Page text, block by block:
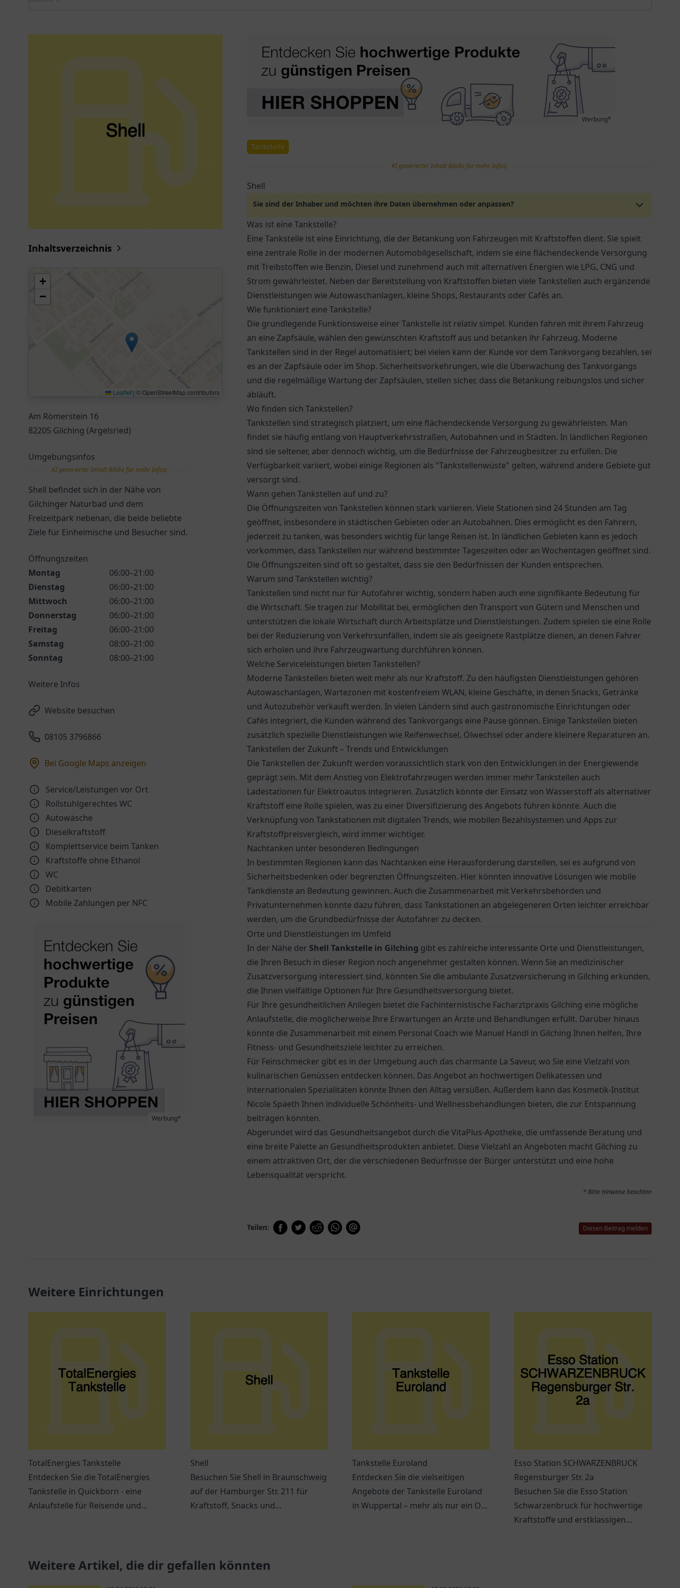
Inhaltsverzeichnis
+
−
Leaflet | © OpenStreetMap contributors
Am Römerstein 16
82205 Gilching (Argelsried)
Umgebungsinfos
KI generierter Inhalt (klicke für mehr Infos)
Shell befindet sich in der Nähe von
Gilchinger Naturbad und dem
Freizeitpark nebenan, die beide beliebte
Ziele für Einheimische und Besucher sind.
Öffnungszeiten
Montag
06:00–21:00
Dienstag
06:00–21:00
Mittwoch
06:00–21:00
Donnerstag
06:00–21:00
Freitag
06:00–21:00
Samstag
08:00–21:00
Sonntag
08:00–21:00
Weitere Infos
Website besuchen
08105 3796866
Bei Google Maps anzeigen
Service/Leistungen vor Ort
Rollstuhlgerechtes WC
Autowäsche
Dieselkraftstoff
Komplettservice beim Tanken
Kraftstoffe ohne Ethanol
WC
Debitkarten
Mobile Zahlungen per NFC
Werbung*
Werbung*
Tankstelle
KI generierter Inhalt (klicke für mehr Infos)
Shell
Sie sind der Inhaber und möchten ihre Daten übernehmen oder anpassen?
Was ist eine Tankstelle?
Eine Tankstelle ist eine Einrichtung, die der Betankung von Fahrzeugen mit Kraftstoffen dient. Sie spielt
eine zentrale Rolle in der modernen Automobilgesellschaft, indem sie eine flächendeckende Versorgung
mit Treibstoffen wie Benzin, Diesel und zunehmend auch mit alternativen Energien wie LPG, CNG und
Strom gewährleistet. Neben der Bereitstellung von Kraftstoffen bieten viele Tankstellen auch ergänzende
Dienstleistungen wie Autowaschanlagen, kleine Shops, Restaurants oder Cafés an.
Wie funktioniert eine Tankstelle?
Die grundlegende Funktionsweise einer Tankstelle ist relativ simpel. Kunden fahren mit ihrem Fahrzeug
an eine Zapfsäule, wählen den gewünschten Kraftstoff aus und betanken ihr Fahrzeug. Moderne
Tankstellen sind in der Regel automatisiert; bei vielen kann der Kunde vor dem Tankvorgang bezahlen, sei
es an der Zapfsäule oder im Shop. Sicherheitsvorkehrungen, wie die Überwachung des Tankvorgangs
und die regelmäßige Wartung der Zapfsäulen, stellen sicher, dass die Betankung reibungslos und sicher
abläuft.
Wo finden sich Tankstellen?
Tankstellen sind strategisch platziert, um eine flächendeckende Versorgung zu gewährleisten. Man
findet sie häufig entlang von Hauptverkehrsstraßen, Autobahnen und in Städten. In ländlichen Regionen
sind sie seltener, aber dennoch wichtig, um die Bedürfnisse der Fahrzeugbesitzer zu erfüllen. Die
Verfügbarkeit variiert, wobei einige Regionen als "Tankstellenwüste" gelten, während andere Gebiete gut
versorgt sind.
Wann gehen Tankstellen auf und zu?
Die Öffnungszeiten von Tankstellen können stark variieren. Viele Stationen sind 24 Stunden am Tag
geöffnet, insbesondere in städtischen Gebieten oder an Autobahnen. Dies ermöglicht es den Fahrern,
jederzeit zu tanken, was besonders wichtig für lange Reisen ist. In ländlichen Gebieten kann es jedoch
vorkommen, dass Tankstellen nur während bestimmter Tageszeiten oder an Wochentagen geöffnet sind.
Die Öffnungszeiten sind oft so gestaltet, dass sie den Bedürfnissen der Kunden entsprechen.
Warum sind Tankstellen wichtig?
Tankstellen sind nicht nur für Autofahrer wichtig, sondern haben auch eine signifikante Bedeutung für
die Wirtschaft. Sie tragen zur Mobilität bei, ermöglichen den Transport von Gütern und Menschen und
unterstützen die lokale Wirtschaft durch Arbeitsplätze und Dienstleistungen. Zudem spielen sie eine Rolle
bei der Reduzierung von Verkehrsunfällen, indem sie als geeignete Rastplätze dienen, an denen Fahrer
sich erholen und ihre Fahrzeugwartung durchführen können.
Welche Serviceleistungen bieten Tankstellen?
Moderne Tankstellen bieten weit mehr als nur Kraftstoff. Zu den häufigsten Dienstleistungen gehören
Autowaschanlagen, Wartezonen mit kostenfreiem WLAN, kleine Geschäfte, in denen Snacks, Getränke
und Autozubehör verkauft werden. In vielen Ländern sind auch gastronomische Einrichtungen oder
Cafés integriert, die Kunden während des Tankvorgangs eine Pause gönnen. Einige Tankstellen bieten
zusätzlich spezielle Dienstleistungen wie Reifenwechsel, Ölwechsel oder andere kleinere Reparaturen an.
Tankstellen der Zukunft – Trends und Entwicklungen
Die Tankstellen der Zukunft werden voraussichtlich stark von den Entwicklungen in der Energiewende
geprägt sein. Mit dem Anstieg von Elektrofahrzeugen werden immer mehr Tankstellen auch
Ladestationen für Elektroautos integrieren. Zusätzlich könnte der Einsatz von Wasserstoff als alternativer
Kraftstoff eine Rolle spielen, was zu einer Diversifizierung des Angebots führen könnte. Auch die
Verknüpfung von Tankstationen mit digitalen Trends, wie mobilen Bezahlsystemen und Apps zur
Kraftstoffpreisvergleich, wird immer wichtiger.
Nachtanken unter besonderen Bedingungen
In bestimmten Regionen kann das Nachtanken eine Herausforderung darstellen, sei es aufgrund von
Sicherheitsbedenken oder begrenzten Öffnungszeiten. Hier könnten innovative Lösungen wie mobile
Tankdienste an Bedeutung gewinnen. Auch die Zusammenarbeit mit Verkehrsbehörden und
Privatunternehmen könnte dazu führen, dass Tankstationen an abgelegeneren Orten leichter erreichbar
werden, um die Grundbedürfnisse der Autofahrer zu decken.
Orte und Dienstleistungen im Umfeld
In der Nähe der Shell Tankstelle in Gilching gibt es zahlreiche interessante Orte und Dienstleistungen,
die Ihren Besuch in dieser Region noch angenehmer gestalten können. Wenn Sie an medizinischer
Zusatzversorgung interessiert sind, könnten Sie die ambulante Zusatzversicherung in Gilching erkunden,
die Ihnen vielfältige Optionen für Ihre Gesundheitsversorgung bietet.
Für Ihre gesundheitlichen Anliegen bietet die Fachinternistische Facharztpraxis Gilching eine mögliche
Anlaufstelle, die möglicherweise Ihre Erwartungen an Ärzte und Behandlungen erfüllt. Darüber hinaus
könnte die Zusammenarbeit mit einem Personal Coach wie Manuel Handl in Gilching Ihnen helfen, Ihre
Fitness- und Gesundheitsziele leichter zu erreichen.
Für Feinschmecker gibt es in der Umgebung auch das charmante La Saveur, wo Sie eine Vielzahl von
kulinarischen Genüssen entdecken können. Das Angebot an hochwertigen Delikatessen und
internationalen Spezialitäten könnte Ihnen den Alltag versüßen. Außerdem kann das Kosmetik-Institut
Nicole Spaeth Ihnen individuelle Schönheits- und Wellnessbehandlungen bieten, die zur Entspannung
beitragen könnten.
Abgerundet wird das Gesundheitsangebot durch die VitaPlus-Apotheke, die umfassende Beratung und
eine breite Palette an Gesundheitsprodukten anbietet. Diese Vielzahl an Angeboten macht Gilching zu
einem attraktiven Ort, der die verschiedenen Bedürfnisse der Bürger unterstützt und eine hohe
Lebensqualität verspricht.
* Bitte Hinweise beachten
Teilen: Diesen Beitrag melden
Weitere Einrichtungen
TotalEnergies Tankstelle
Entdecken Sie die TotalEnergies
Tankstelle in Quickborn - eine
Anlaufstelle für Reisende und
Shell
Besuchen Sie Shell in Braunschweig
auf der Hamburger Str. 211 für
Kraftstoff, Snacks und
Tankstelle Euroland
Entdecken Sie die vielseitigen
Angebote der Tankstelle Euroland
in Wuppertal – mehr als nur ein Ort
Esso Station SCHWARZENBRUCK
Regensburger Str. 2a
Besuchen Sie die Esso Station
Schwarzenbruck für hochwertige
Kraftstoffe und erstklassigen
Weitere Artikel, die dir gefallen könnten